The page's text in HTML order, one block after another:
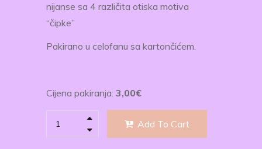
nijanse sa 4 različita otiska motiva
“čipke”
Pakirano u celofanu sa kartončićem.
Cijena pakiranja: 3,00€
Add To Cart